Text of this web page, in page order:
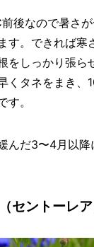
後なので暑さ
す。できれば寒
をしっかり張ら
くタネをまき、
す。
んだ3〜4月以
セントーレ